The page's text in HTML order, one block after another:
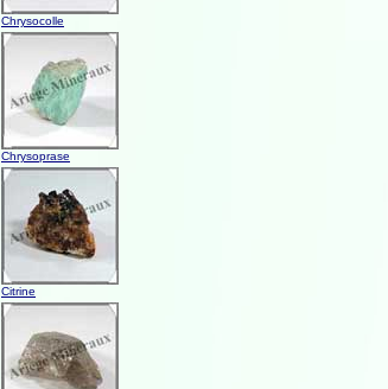
Chrysocolle
Chrysoprase
Citrine